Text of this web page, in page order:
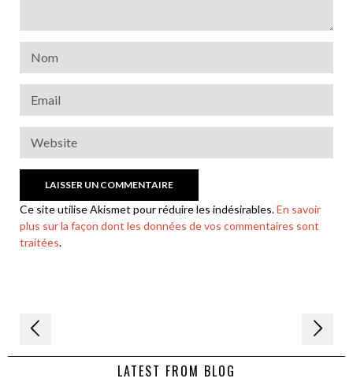
Ce site utilise Akismet pour réduire les indésirables.En savoir
plus sur la façon dont les données de vos commentaires sont
traitées.
Navigation
de LATEST FROM BLOG